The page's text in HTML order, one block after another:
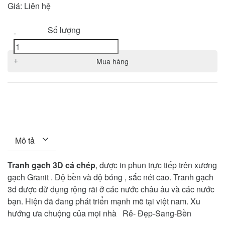
Giá: Liên hệ
Số lượng
-
+ Mua hàng
Mô tả
Tranh gạch 3D cá chép, được in phun trực tiếp trên xương
gạch Granit . Độ bền và độ bóng , sắc nét cao. Tranh gạch
3d được dử dụng rộng rãi ở các nước châu âu và các nước
bạn. Hiện đã đang phát triển mạnh mẽ tại việt nam. Xu
hướng ưa chuộng của mọi nhà Rẻ- Đẹp-Sang-Bền